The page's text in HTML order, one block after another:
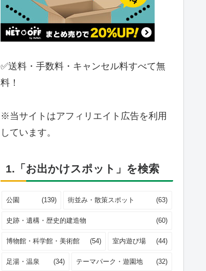
✅送料・手数料・キャンセル料すべて無
料！
※当サイトはアフィリエイト広告を利用
しています。
1.「お出かけスポット」を検索
公園 (139) 街並み・散策スポット (63)
史跡・遺構・歴史的建造物 (60)
博物館・科学館・美術館 (54) 室内遊び場 (44)
足湯・温泉 (34) テーマパーク・遊園地 (32)